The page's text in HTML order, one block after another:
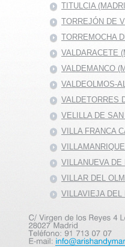
TITULCIA
TORREJÓN DE
TORREMOCHA
VALDARACETE
VALDEMANCO
VALDEOLMOS-
VALDETORRES
VELILLA DE
VILLA FRANCA
VILLANUEVA DE
VILLAR DEL
VILLAVIEJA DEL